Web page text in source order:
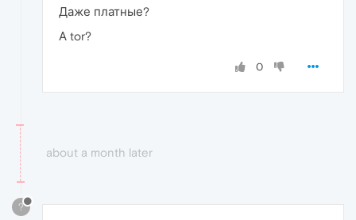
Даже платные?
А tor?
0
about a month later
?